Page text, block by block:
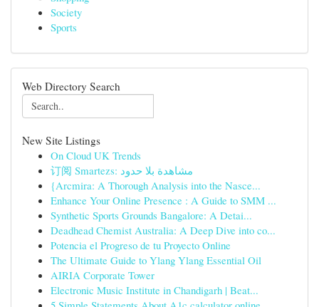
Society
Sports
Web Directory Search
New Site Listings
On Cloud UK Trends
订阅 Smartezs: مشاهدة بلا حدود
{Arcmira: A Thorough Analysis into the Nasce...
Enhance Your Online Presence : A Guide to SMM ...
Synthetic Sports Grounds Bangalore: A Detai...
Deadhead Chemist Australia: A Deep Dive into co...
Potencia el Progreso de tu Proyecto Online
The Ultimate Guide to Ylang Ylang Essential Oil
AIRIA Corporate Tower
Electronic Music Institute in Chandigarh | Beat...